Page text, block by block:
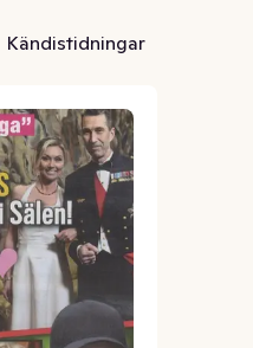
Kändistidningar